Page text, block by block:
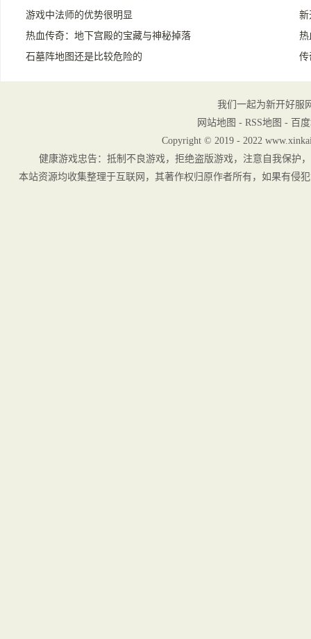
游戏中法师的优势很明显
新
热血传奇：地下宫殿的宝藏与神秘掉落
热
石墓阵地图还是比较危险的
传
我们一起为新开好服
网站地图 - RSS地图 - 百
Copyright © 2019 - 2022
健康游戏忠告：抵制不良游戏，拒绝盗版游戏，注意自我保护
本站资源均收集整理于互联网，其著作权归原作者所有，如果有侵